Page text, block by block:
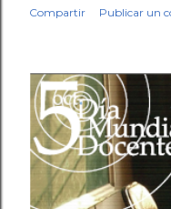
Compartir Publicar un